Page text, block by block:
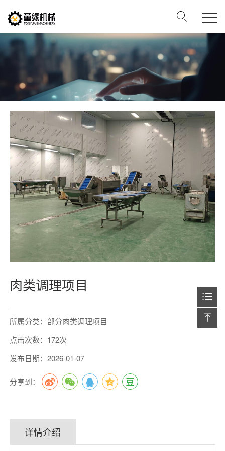
肉类调理项目
所属分类：部分肉类调理项目
点击次数：172次
发布日期：2026-01-07
分享到：
详情介绍